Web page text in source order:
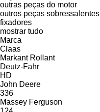
outras peças do motor
outros peças sobressalentes
fixadores
mostrar tudo
Marca
Claas
Markant Rollant
Deutz-Fahr
HD
John Deere
336
Massey Ferguson